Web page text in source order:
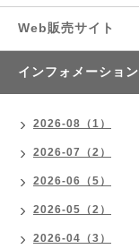
Web販売サイト
インフォメーション
2026-08（1）
2026-07（2）
2026-06（5）
2026-05（2）
2026-04（3）